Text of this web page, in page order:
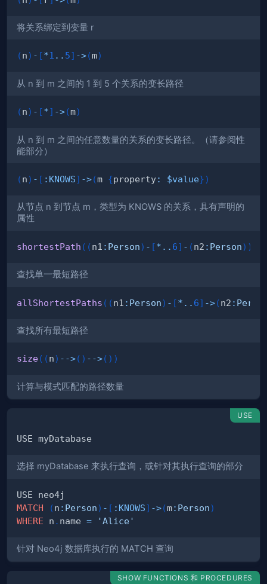
将关系绑定到变量 r
(n) - [*1 .. 5] ->(m)
从 n 到 m 之间的 1 到 5 个关系的变长路径
(n) - [*] ->(m)
从 n 到 m 之间的任意数量的关系的变长路径。（请参阅性
能部分）
(n) - [ : KNOWS] ->(m {property: $value})
从节点 n 到节点 m，类型为 KNOWS 的关系，具有声明的
属性
shortestPath ( (n1 : Person) - [* .. 6] - (n2 : Person) )
查找单一最短路径
allShortestPaths ( (n1 : Person) - [* .. 6] ->(n2 :
查找所有最短路径
size( (n) -->( ) -->( ) )
计算与模式匹配的路径数量
USE
选择 myDatabase 来执行查询，或针对其执行查询的部分
MATCH
(n : Person) - [ : KNOWS] ->(m: Person)
WHERE n . name = 'Alice'
针对 Neo4j 数据库执行的 MATCH 查询
SHOW FUNCTIONS 和 PROCEDURES